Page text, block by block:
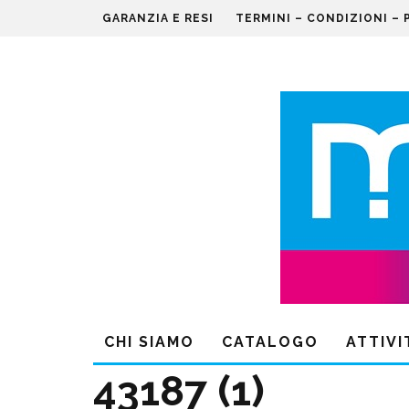
GARANZIA E RESI TERMINI – CONDIZIONI –
CHI SIAMO CATALOGO
43187 (1)